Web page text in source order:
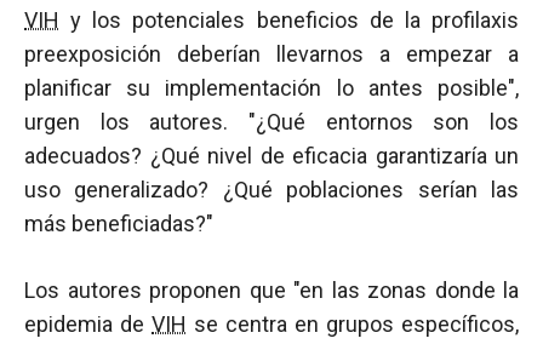
VIH y los potenciales beneficios de la profilaxis
preexposición deberían llevarnos a empezar a
planificar su implementación lo antes posible",
urgen los autores. "¿Qué entornos son los
adecuados? ¿Qué nivel de eficacia garantizaría un
uso generalizado? ¿Qué poblaciones serían las
más beneficiadas?"
Los autores proponen que "en las zonas donde la
epidemia de VIH se centra en grupos específicos,